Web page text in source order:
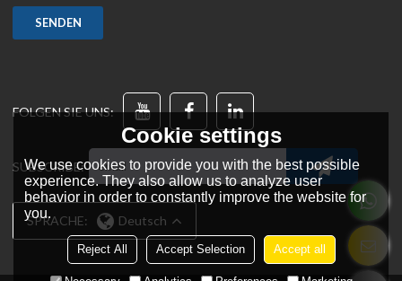
SENDEN
FOLGEN SIE UNS:
SUBSCRIBE:
SPRACHE: Deutsch
Cookie settings
We use cookies to provide you with the best possible
experience. They also allow us to analyze user
behavior in order to constantly improve the website for
you.
Reject All Accept Selection Accept all